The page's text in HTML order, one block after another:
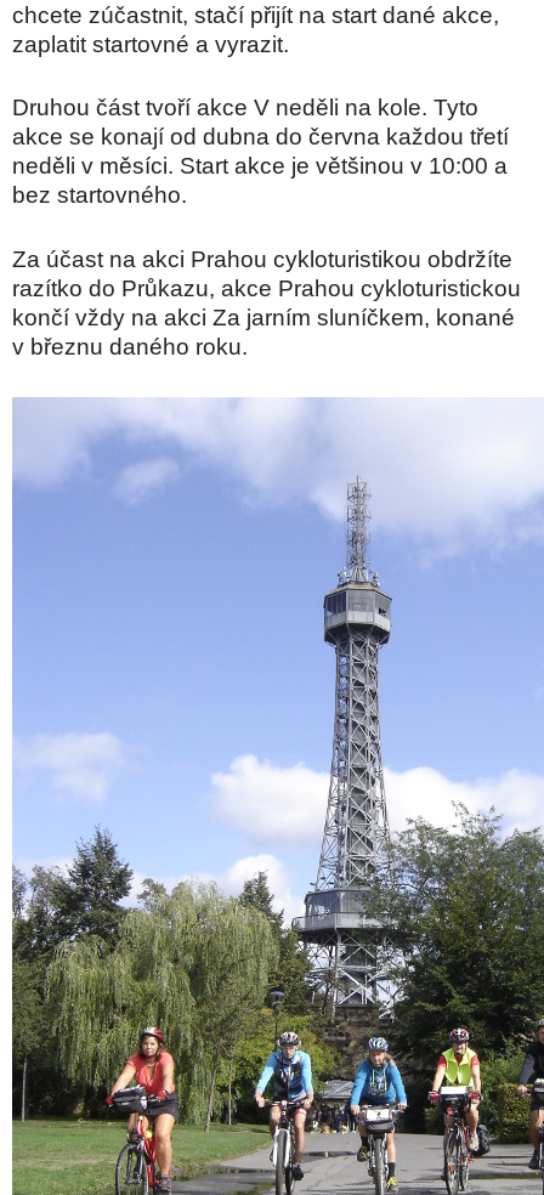
chcete zúčastnit, stačí přijít na start dané akce,
zaplatit startovné a vyrazit.
Druhou část tvoří akce V neděli na kole. Tyto
akce se konají od dubna do června každou třetí
neděli v měsíci. Start akce je většinou v 10:00 a
bez startovného.
Za účast na akci Prahou cykloturistikou obdržíte
razítko do Průkazu, akce Prahou cykloturistickou
končí vždy na akci Za jarním sluníčkem, konané
v březnu daného roku.